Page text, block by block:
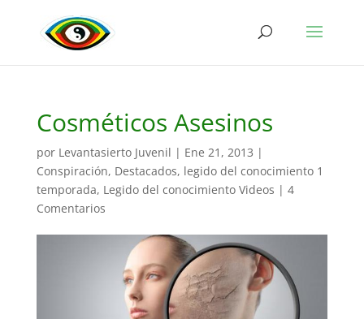
Cosméticos Asesinos
por Levantasierto Juvenil | Ene 21, 2013 |
Conspiración, Destacados, legido del conocimiento 1
temporada, Legido del conocimiento Videos | 4
Comentarios